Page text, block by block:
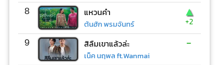
8 แหวนคำ
ต้นฮัก พรมจันทร์
▲
+2
9 สิลืมเขาแล้วล่ะ
เน็ค นฤพล ft.Wanmai
-